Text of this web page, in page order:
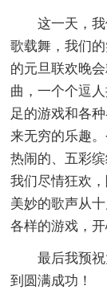
这一天，
歌载舞，我们
的元旦联欢晚
曲，一个个逗
足的游戏和各
来无穷的乐趣
热闹的、五彩
我们尽情狂欢
美妙的歌声从
各样的游戏，
最后我预
到圆满成功！